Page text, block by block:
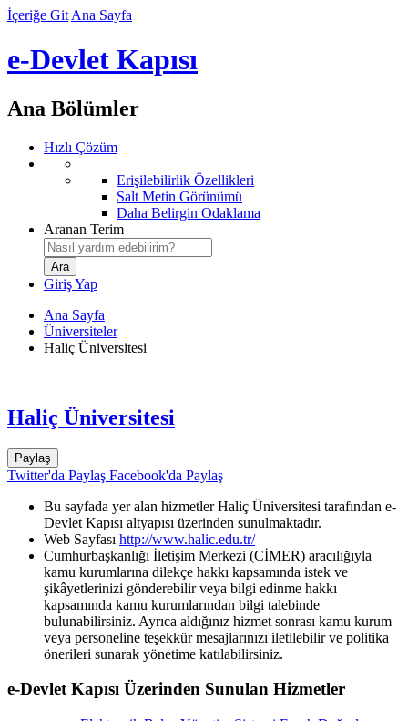
İçeriğe Git Ana Sayfa
e-Devlet Kapısı
Ana Bölümler
Hızlı Çözüm
Erişilebilirlik Özellikleri
Salt Metin Görünümü
Daha Belirgin Odaklama
Aranan Terim
Giriş Yap
Ana Sayfa
Üniversiteler
Haliç Üniversitesi
Haliç Üniversitesi
Paylaş
Twitter'da Paylaş Facebook'da Paylaş
Bu sayfada yer alan hizmetler Haliç Üniversitesi tarafından e-
Devlet Kapısı altyapısı üzerinden sunulmaktadır.
Web Sayfası http://www.halic.edu.tr/
Cumhurbaşkanlığı İletişim Merkezi (CİMER) aracılığıyla
kamu kurumlarına dilekçe hakkı kapsamında istek ve
şikâyetlerinizi gönderebilir veya bilgi edinme hakkı
kapsamında kamu kurumlarından bilgi talebinde
bulunabilirsiniz. Ayrıca aldığınız hizmet sonrası kamu kurum
veya personeline teşekkür mesajlarınızı iletilebilir ve politika
önerileri sunarak yönetime katılabilirsiniz.
e-Devlet Kapısı Üzerinden Sunulan Hizmetler